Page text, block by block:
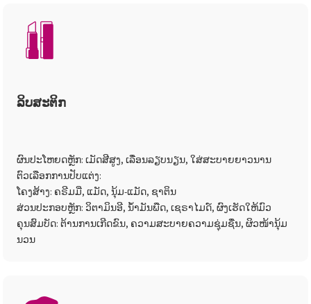
ລິບສະຕິກ
ຜົນປະໂຫຍດຫຼັກ: ເມັດສີສູງ, ເລື່ອນລຽບນຽນ, ໃສ່ສະບາຍຍາວນານ
ຕົວເລືອກການປັບແຕ່ງ:
ໂຄງສ້າງ: ຄຣີມມີ່, ແມັດ, ນຸ້ມ-ແມັດ, ຊາຕິນ
ສ່ວນປະກອບຫຼັກ: ວິຕາມິນອີ, ນ້ຳມັນພືດ, ເຊຣາໄມດ໌, ຜົງເຮັດໃຫ້ມົວ
ຄຸນສົມບັດ: ຕ້ານການເກີດຂົນ, ຄວາມສະບາຍຄວາມຊຸ່ມຊື່ນ, ຜິວໜ້ານຸ້ມ
ນວນ